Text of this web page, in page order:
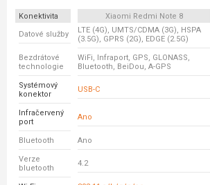
Konektivita Xiaomi Redmi Note 8
Datové služby
LTE (4G), UMTS/CDMA (3G), HSPA
(3.5G), GPRS (2G), EDGE (2.5G)
Bezdrátové
technologie
WiFi, Infraport, GPS, GLONASS,
Bluetooth, BeiDou, A-GPS
Systémový
konektor
USB-C
Infračervený
port
Ano
Bluetooth Ano
Verze
bluetooth
4.2